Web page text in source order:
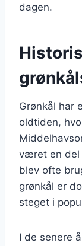
dagen.
Grønkål har
oldtiden,
været en del
blev ofte
grønkål er
steget i
I de senere